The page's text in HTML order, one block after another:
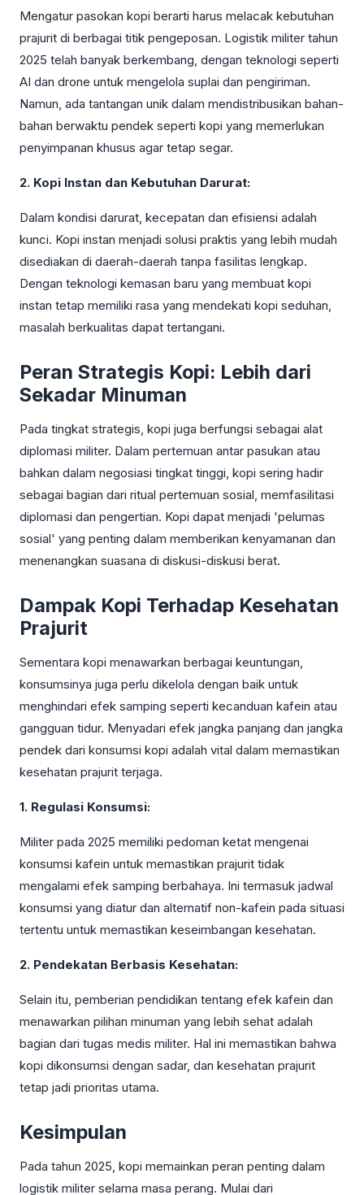
Mengatur pasokan kopi berarti harus melacak kebutuhan
prajurit di berbagai titik pengeposan. Logistik militer tahun
2025 telah banyak berkembang, dengan teknologi seperti
AI dan drone untuk mengelola suplai dan pengiriman.
Namun, ada tantangan unik dalam mendistribusikan bahan-
bahan berwaktu pendek seperti kopi yang memerlukan
penyimpanan khusus agar tetap segar.
2. Kopi Instan dan Kebutuhan Darurat:
Dalam kondisi darurat, kecepatan dan efisiensi adalah
kunci. Kopi instan menjadi solusi praktis yang lebih mudah
disediakan di daerah-daerah tanpa fasilitas lengkap.
Dengan teknologi kemasan baru yang membuat kopi
instan tetap memiliki rasa yang mendekati kopi seduhan,
masalah berkualitas dapat tertangani.
Peran Strategis Kopi: Lebih dari
Sekadar Minuman
Pada tingkat strategis, kopi juga berfungsi sebagai alat
diplomasi militer. Dalam pertemuan antar pasukan atau
bahkan dalam negosiasi tingkat tinggi, kopi sering hadir
sebagai bagian dari ritual pertemuan sosial, memfasilitasi
diplomasi dan pengertian. Kopi dapat menjadi 'pelumas
sosial' yang penting dalam memberikan kenyamanan dan
menenangkan suasana di diskusi-diskusi berat.
Dampak Kopi Terhadap Kesehatan
Prajurit
Sementara kopi menawarkan berbagai keuntungan,
konsumsinya juga perlu dikelola dengan baik untuk
menghindari efek samping seperti kecanduan kafein atau
gangguan tidur. Menyadari efek jangka panjang dan jangka
pendek dari konsumsi kopi adalah vital dalam memastikan
kesehatan prajurit terjaga.
1. Regulasi Konsumsi:
Militer pada 2025 memiliki pedoman ketat mengenai
konsumsi kafein untuk memastikan prajurit tidak
mengalami efek samping berbahaya. Ini termasuk jadwal
konsumsi yang diatur dan alternatif non-kafein pada situasi
tertentu untuk memastikan keseimbangan kesehatan.
2. Pendekatan Berbasis Kesehatan:
Selain itu, pemberian pendidikan tentang efek kafein dan
menawarkan pilihan minuman yang lebih sehat adalah
bagian dari tugas medis militer. Hal ini memastikan bahwa
kopi dikonsumsi dengan sadar, dan kesehatan prajurit
tetap jadi prioritas utama.
Kesimpulan
Pada tahun 2025, kopi memainkan peran penting dalam
logistik militer selama masa perang. Mulai dari